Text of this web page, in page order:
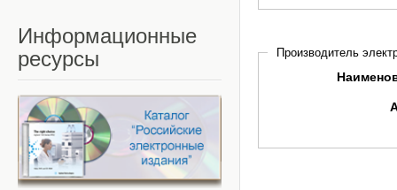
Производитель
Информационные
ресурсы